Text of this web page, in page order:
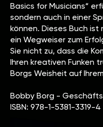
Basics for Musicians“
sondern auch in einer
können. Dieses Buch ist
ein Wegweiser zum
Sie nicht zu, dass die
Ihren kreativen Funken
Borgs Weisheit auf
Bobby Borg -
ISBN: 978-1-5381-3319-4